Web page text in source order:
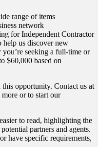
range of items
network
for Independent Contractor
help us discover new
seeking a full-time or
$60,000 based on
opportunity. Contact us at
more or to start our
to read, highlighting the
partners and agents.
have specific requirements,